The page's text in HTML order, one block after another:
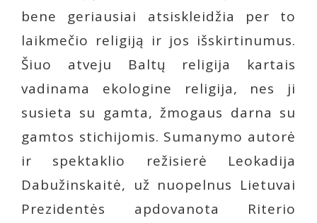
bene geriausiai atsiskleidžia per to
laikmečio religiją ir jos išskirtinumus.
Šiuo atveju Baltų religija kartais
vadinama ekologine religija, nes ji
susieta su gamta, žmogaus darna su
gamtos stichijomis. Sumanymo autorė
ir spektaklio režisierė Leokadija
Dabužinskaitė, už nuopelnus Lietuvai
Prezidentės apdovanota Riterio